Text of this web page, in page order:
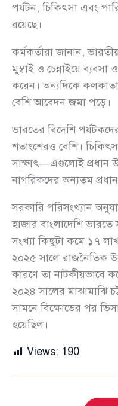
পর্যটন, চিকিৎসা এবং
রয়েছে।
কর্মকর্তারা জানান,
মুম্বাই ও চেন্নাইয়ে
করেন। অন্যদিকে
বেশি আবেদন জমা পড়ে।
ভারতের বিদেশি
শতাংশেরও বেশি।
সাক্ষাৎ—এগুলোই প্রধান
নাগরিকদের অন্যতম প্রধান
সরকারি পরিসংখ্যান
হাজার বাংলাদেশি
সংখ্যা কিছুটা কমে ১৭
২০২৫ সালে রাজনৈতিক
কারণে তা নাটকীয়ভাবে
২০২৪ সালের মাঝামাঝি
সামনে বিক্ষোভের পর
হয়েছিল।
Views: 190